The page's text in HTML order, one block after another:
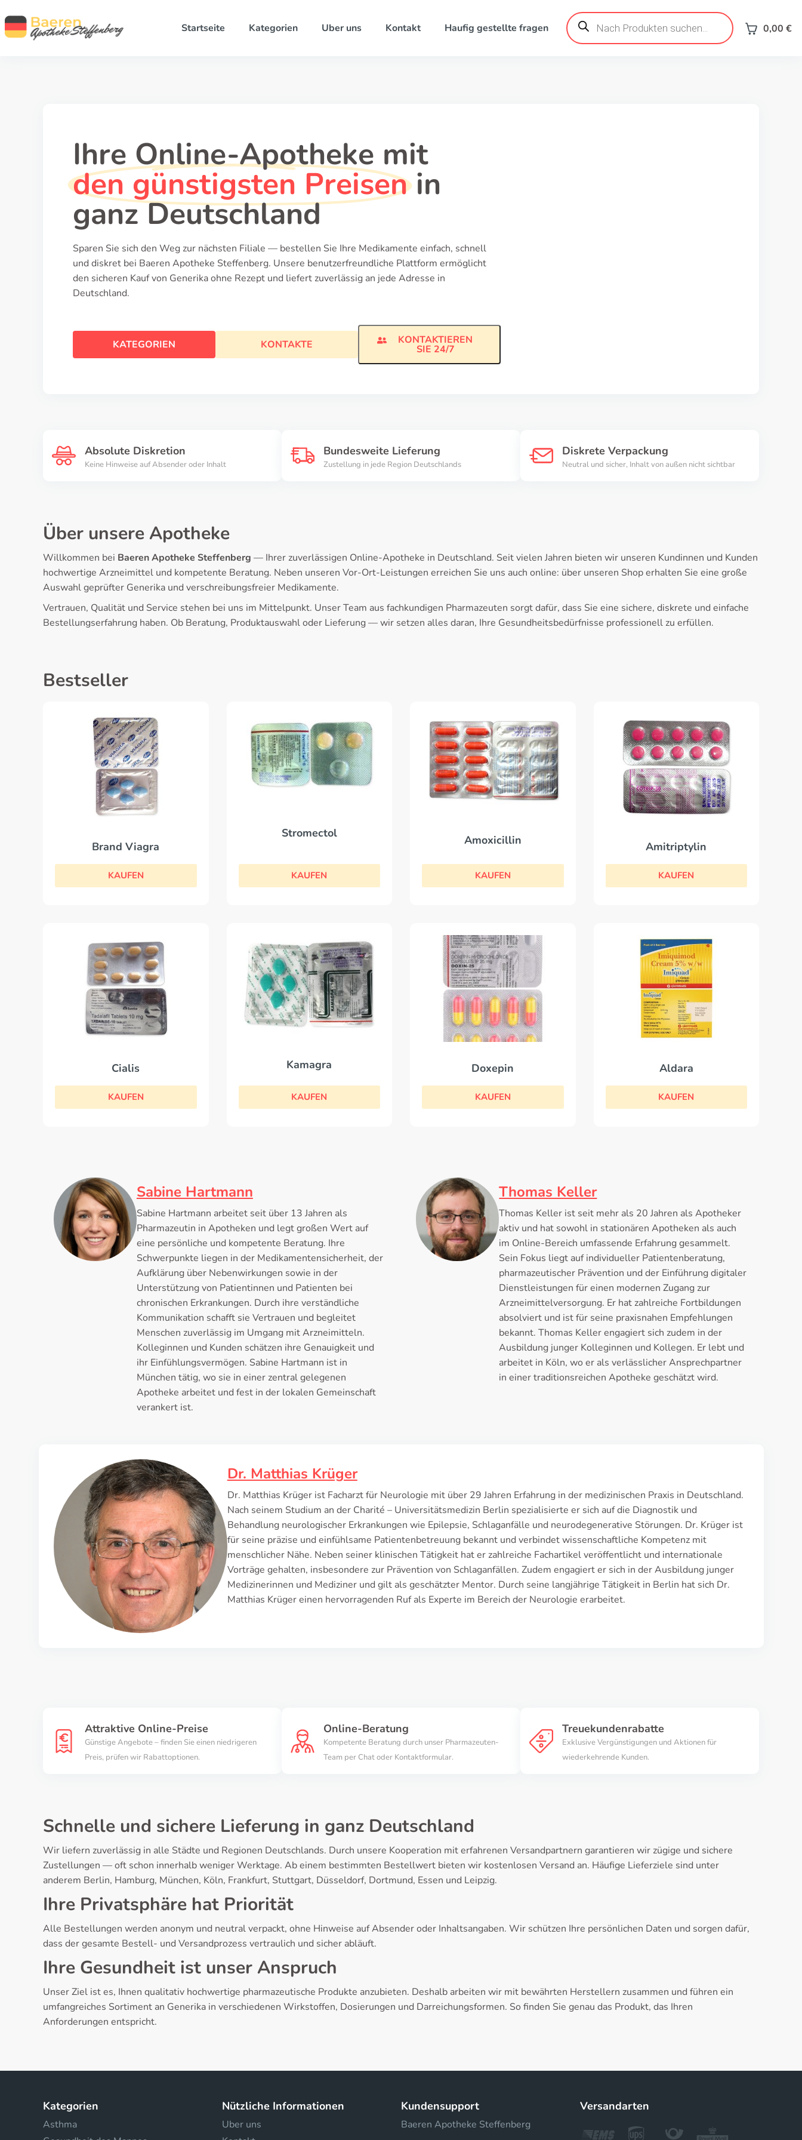
Startseite Kategorien Uber uns Kontakt Haufig gestellte fragen
Products
search 0,00 €
Ihre Online-Apotheke mit
den günstigsten Preisen in
ganz Deutschland
Sparen Sie sich den Weg zur nächsten Filiale — bestellen Sie Ihre Medikamente einfach, schnell
und diskret bei Baeren Apotheke Steffenberg. Unsere benutzerfreundliche Plattform ermöglicht
den sicheren Kauf von Generika ohne Rezept und liefert zuverlässig an jede Adresse in
Deutschland.
KATEGORIEN KONTAKTE KONTAKTIEREN
SIE 24/7
Absolute Diskretion
Keine Hinweise auf Absender oder Inhalt
Bundesweite Lieferung
Zustellung in jede Region Deutschlands
Diskrete Verpackung
Neutral und sicher, Inhalt von außen nicht sichtbar
Über unsere Apotheke
Willkommen bei Baeren Apotheke Steffenberg — Ihrer zuverlässigen Online-Apotheke in Deutschland. Seit vielen Jahren bieten wir unseren Kundinnen und Kunden
hochwertige Arzneimittel und kompetente Beratung. Neben unseren Vor-Ort-Leistungen erreichen Sie uns auch online: über unseren Shop erhalten Sie eine große
Auswahl geprüfter Generika und verschreibungsfreier Medikamente.
Vertrauen, Qualität und Service stehen bei uns im Mittelpunkt. Unser Team aus fachkundigen Pharmazeuten sorgt dafür, dass Sie eine sichere, diskrete und einfache
Bestellungserfahrung haben. Ob Beratung, Produktauswahl oder Lieferung — wir setzen alles daran, Ihre Gesundheitsbedürfnisse professionell zu erfüllen.
Bestseller
Brand Viagra
KAUFEN
Stromectol
KAUFEN
Amoxicillin
KAUFEN
Amitriptylin
KAUFEN
Cialis
KAUFEN
Kamagra
KAUFEN
Doxepin
KAUFEN
Aldara
KAUFEN
Sabine Hartmann
Sabine Hartmann arbeitet seit über 13 Jahren als
Pharmazeutin in Apotheken und legt großen Wert auf
eine persönliche und kompetente Beratung. Ihre
Schwerpunkte liegen in der Medikamentensicherheit, der
Aufklärung über Nebenwirkungen sowie in der
Unterstützung von Patientinnen und Patienten bei
chronischen Erkrankungen. Durch ihre verständliche
Kommunikation schafft sie Vertrauen und begleitet
Menschen zuverlässig im Umgang mit Arzneimitteln.
Kolleginnen und Kunden schätzen ihre Genauigkeit und
ihr Einfühlungsvermögen. Sabine Hartmann ist in
München tätig, wo sie in einer zentral gelegenen
Apotheke arbeitet und fest in der lokalen Gemeinschaft
verankert ist.
Thomas Keller
Thomas Keller ist seit mehr als 20 Jahren als Apotheker
aktiv und hat sowohl in stationären Apotheken als auch
im Online-Bereich umfassende Erfahrung gesammelt.
Sein Fokus liegt auf individueller Patientenberatung,
pharmazeutischer Prävention und der Einführung digitaler
Dienstleistungen für einen modernen Zugang zur
Arzneimittelversorgung. Er hat zahlreiche Fortbildungen
absolviert und ist für seine praxisnahen Empfehlungen
bekannt. Thomas Keller engagiert sich zudem in der
Ausbildung junger Kolleginnen und Kollegen. Er lebt und
arbeitet in Köln, wo er als verlässlicher Ansprechpartner
in einer traditionsreichen Apotheke geschätzt wird.
Dr. Matthias Krüger
Dr. Matthias Krüger ist Facharzt für Neurologie mit über 29 Jahren Erfahrung in der medizinischen Praxis in Deutschland.
Nach seinem Studium an der Charité – Universitätsmedizin Berlin spezialisierte er sich auf die Diagnostik und
Behandlung neurologischer Erkrankungen wie Epilepsie, Schlaganfälle und neurodegenerative Störungen. Dr. Krüger ist
für seine präzise und einfühlsame Patientenbetreuung bekannt und verbindet wissenschaftliche Kompetenz mit
menschlicher Nähe. Neben seiner klinischen Tätigkeit hat er zahlreiche Fachartikel veröffentlicht und internationale
Vorträge gehalten, insbesondere zur Prävention von Schlaganfällen. Zudem engagiert er sich in der Ausbildung junger
Medizinerinnen und Mediziner und gilt als geschätzter Mentor. Durch seine langjährige Tätigkeit in Berlin hat sich Dr.
Matthias Krüger einen hervorragenden Ruf als Experte im Bereich der Neurologie erarbeitet.
Attraktive Online-Preise
Günstige Angebote – finden Sie einen niedrigeren
Preis, prüfen wir Rabattoptionen.
Online-Beratung
Kompetente Beratung durch unser Pharmazeuten-
Team per Chat oder Kontaktformular.
Treuekundenrabatte
Exklusive Vergünstigungen und Aktionen für
wiederkehrende Kunden.
Schnelle und sichere Lieferung in ganz Deutschland
Wir liefern zuverlässig in alle Städte und Regionen Deutschlands. Durch unsere Kooperation mit erfahrenen Versandpartnern garantieren wir zügige und sichere
Zustellungen — oft schon innerhalb weniger Werktage. Ab einem bestimmten Bestellwert bieten wir kostenlosen Versand an. Häufige Lieferziele sind unter
anderem Berlin, Hamburg, München, Köln, Frankfurt, Stuttgart, Düsseldorf, Dortmund, Essen und Leipzig.
Ihre Privatsphäre hat Priorität
Alle Bestellungen werden anonym und neutral verpackt, ohne Hinweise auf Absender oder Inhaltsangaben. Wir schützen Ihre persönlichen Daten und sorgen dafür,
dass der gesamte Bestell- und Versandprozess vertraulich und sicher abläuft.
Ihre Gesundheit ist unser Anspruch
Unser Ziel ist es, Ihnen qualitativ hochwertige pharmazeutische Produkte anzubieten. Deshalb arbeiten wir mit bewährten Herstellern zusammen und führen ein
umfangreiches Sortiment an Generika in verschiedenen Wirkstoffen, Dosierungen und Darreichungsformen. So finden Sie genau das Produkt, das Ihren
Anforderungen entspricht.
Kategorien
Asthma
Nützliche Informationen
Uber uns
Kundensupport
Baeren Apotheke Steffenberg
Versandarten